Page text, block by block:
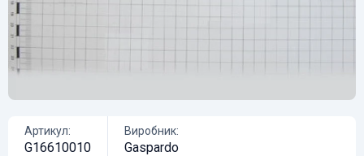
Артикул:
G16610010
Виробник:
Gaspardo